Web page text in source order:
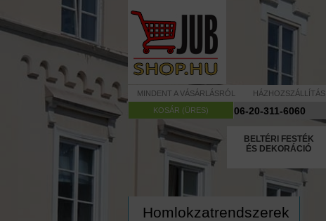
MINDENT A VÁSÁRLÁSRÓL HÁZHOZSZÁLLÍTÁS
KOSÁR (ÜRES)
06-20-311-6060
BELTÉRI FESTÉK
ÉS DEKORÁCIÓ
Homlokzatrendszerek